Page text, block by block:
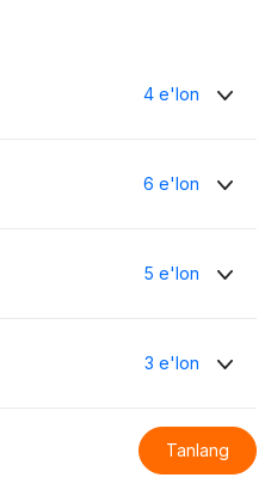
4 e'lon
6 e'lon
5 e'lon
3 e'lon
Tanlang